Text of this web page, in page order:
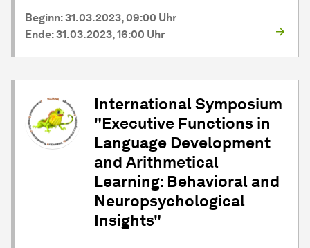
Beginn: 31.03.2023, 09:00 Uhr
Ende: 31.03.2023, 16:00 Uhr
International Symposium
"Executive Functions in
Language Development
and Arithmetical
Learning: Behavioral and
Neuropsychological
Insights"